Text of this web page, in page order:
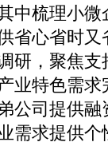
中梳理小
省心省时
研，聚焦
业特色需
公司提供
需求提供